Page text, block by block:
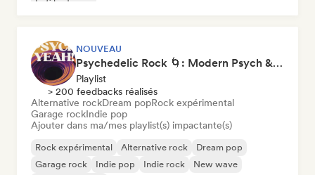
Lofi bedroom
NOUVEAU
Psychedelic Rock 🌀: Modern Psych & Turkish Vibes
Playlist
> 200 feedbacks réalisés
Alternative rockDream popRock expérimental
Garage rockIndie pop
Ajouter dans ma/mes playlist(s) impactante(s)
Rock expérimental Alternative rock
Dream pop
Garage rock
Indie pop Indie rock
New wave